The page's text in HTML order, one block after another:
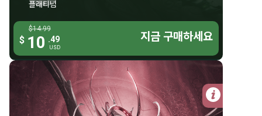
플래티넘
지금 구매하세요
$14.99
$ 10 .49
USD
7일 숙련도 부스터
지금 구매하세요 $
10
.49